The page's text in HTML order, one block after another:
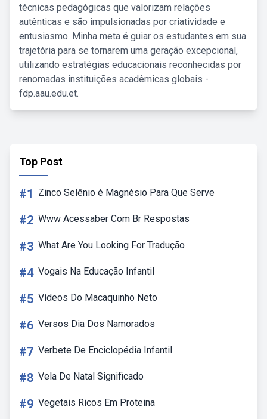
técnicas pedagógicas que valorizam relações
autênticas e são impulsionadas por criatividade e
entusiasmo. Minha meta é guiar os estudantes em sua
trajetória para se tornarem uma geração excepcional,
utilizando estratégias educacionais reconhecidas por
renomadas instituições acadêmicas globais -
fdp.aau.edu.et.
Top Post
#1 Zinco Selênio é Magnésio Para Que Serve
#2 Www Acessaber Com Br Respostas
#3 What Are You Looking For Tradução
#4 Vogais Na Educação Infantil
#5 Vídeos Do Macaquinho Neto
#6 Versos Dia Dos Namorados
#7 Verbete De Enciclopédia Infantil
#8 Vela De Natal Significado
#9 Vegetais Ricos Em Proteina